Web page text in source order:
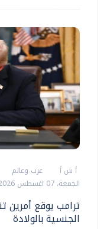
أ ش أ
عرب وعالم
الجمعة، 07 اغسطس 2026 12:22 ص
ترامب يوقع أمرين
الجنسية بالولادة